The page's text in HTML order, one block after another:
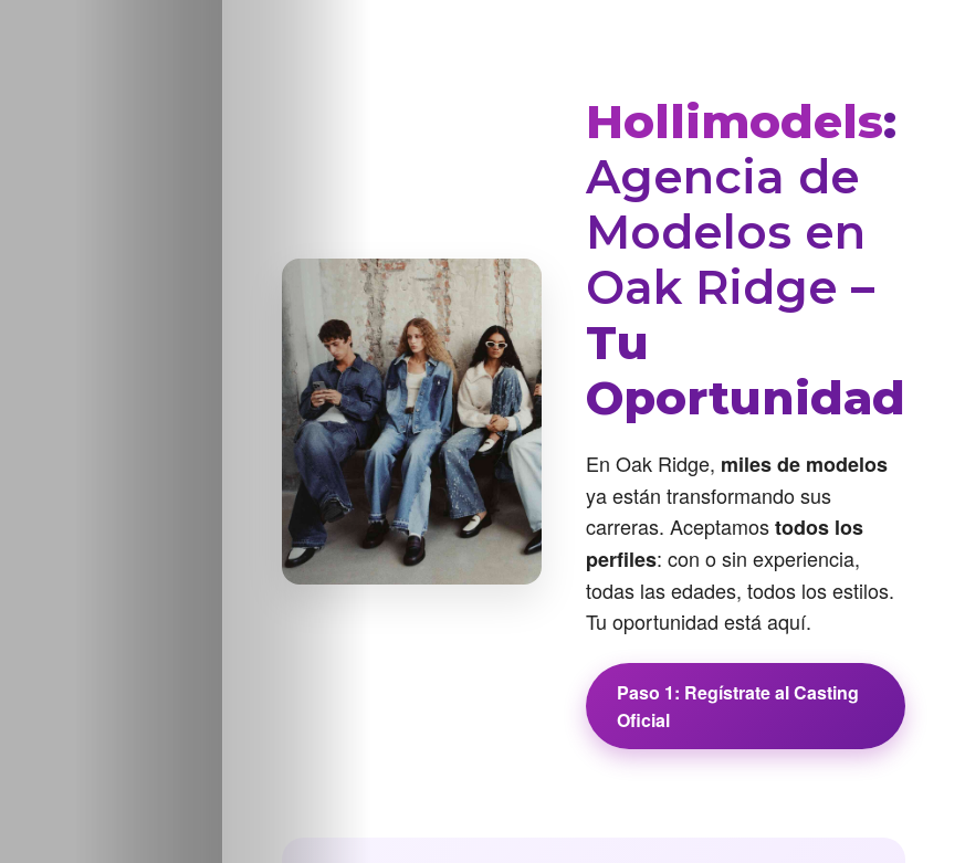
Hollimodels:
Agencia de
Modelos en
Oak Ridge –
Tu
Oportunidad
En Oak Ridge, miles de modelos
ya están transformando sus
carreras. Aceptamostodos los
perfiles: con o sin experiencia,
todas las edades, todos los estilos.
Tu oportunidad está aquí.
Paso 1: Regístrate al Casting
Oficial